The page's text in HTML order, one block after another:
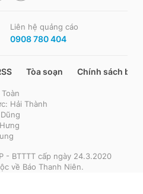
Liên hệ quảng cáo
0908 780 404
Tòa soạn Chính sách bảo
Hải Thành
- BTTTT cấp ngày 24.3.2020
về Báo Thanh Niên.